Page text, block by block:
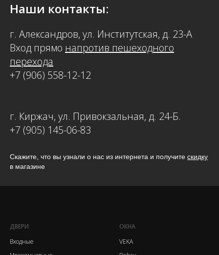
Наши контакты:
г. Александров, ул. Институтская, д. 23-А
Вход прямо напротив пешеходного
перехода
+7 (906) 558-12-12
г. Киржач, ул. Привокзальная, д. 24-Б.
+7 (905) 145-06-83
Скажите, что вы узнали о нас из интернета и получите скидку
в магазине
ДВЕРИ
Входные
ОКНА
VEKA